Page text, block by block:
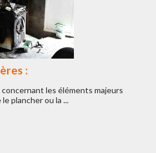
:
les éléments majeurs
plancher ou la ...